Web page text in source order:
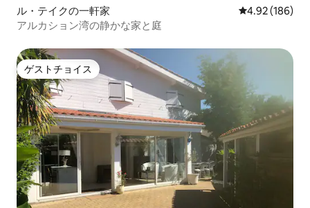
ル・テイクの一軒家 レビュー186
4.92 (186)
アルカション湾の静かな家と庭
ゲストチョイス
ゲストチョイス